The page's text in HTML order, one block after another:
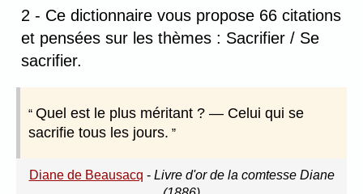
2 - Ce dictionnaire vous propose 66 citations
et pensées sur les thèmes : Sacrifier / Se
sacrifier.
Quel est le plus méritant ? — Celui qui se
sacrifie tous les jours.
Diane de Beausacq - Livre d'or de la comtesse Diane